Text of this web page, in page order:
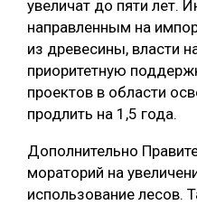
увеличат до пяти лет.
направленным на
из древесины, власти
приоритетную
проектов в области
продлить на 1,5 года.
Дополнительно
мораторий на
использование лесов.